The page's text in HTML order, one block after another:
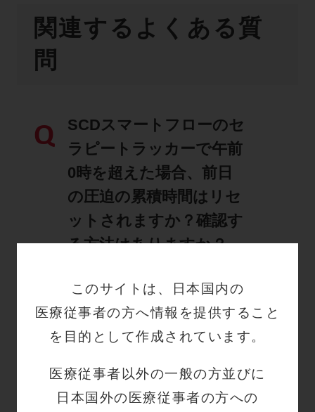
このサイトは、日本国内の
医療従事者の方へ情報を提供すること
を目的として作成されています。
医療従事者以外の一般の方並びに
日本国外の医療従事者の方への
関連するよくある質
問
Q
SCDスマートフローのセ
ラピートラッカーで午前
0時を超えた場合、前日
の圧迫の累積時間はリセ
ットされますか？確認す
る方法はありますか？
Q
SCDスマートフローは最
大何日間の圧迫履歴を保
存していますか？